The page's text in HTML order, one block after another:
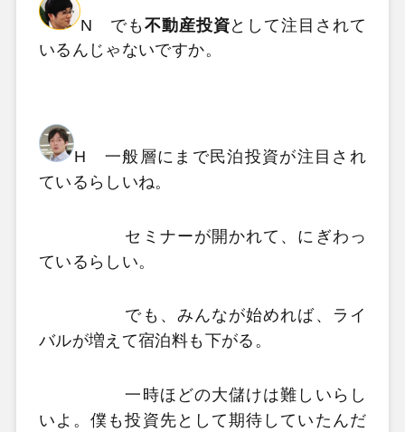
N でも 不動産投資として注目されて
いるんじゃないですか。
H 一般層にまで民泊投資が注目され
ているらしいね。
セミナーが開かれて、にぎわっ
ているらしい。
でも、みんなが始めれば、ライ
バルが増えて宿泊料も下がる。
一時ほどの大儲けは難しいらし
いよ。僕も投資先として期待していたんだ